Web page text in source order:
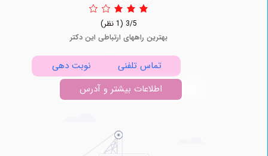
بهترین راههای ارتباطی این دکتر
تماس تلفنی
نوبت دهی
اطلاعات بیشتر و آدرس